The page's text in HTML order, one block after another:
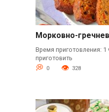
Морковно-
Время приготовления:
приготовить
0 328